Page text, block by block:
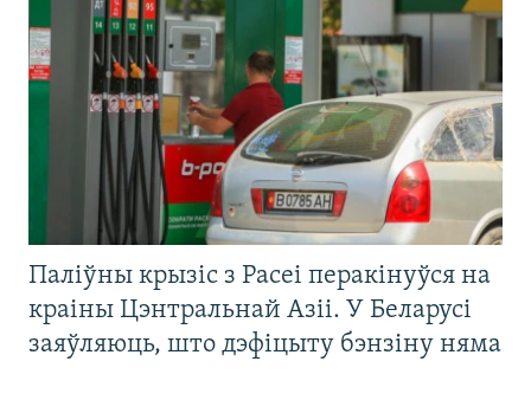
Паліўны крызіс з Расеі перакінуўся на
краіны Цэнтральнай Азіі. У Беларусі
заяўляюць, што дэфіцыту бэнзіну няма